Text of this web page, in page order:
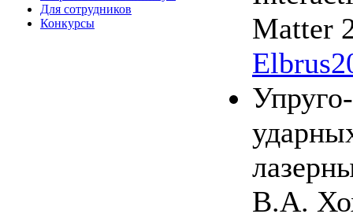
Для сотрудников
Конкурсы
Matter
В.А.